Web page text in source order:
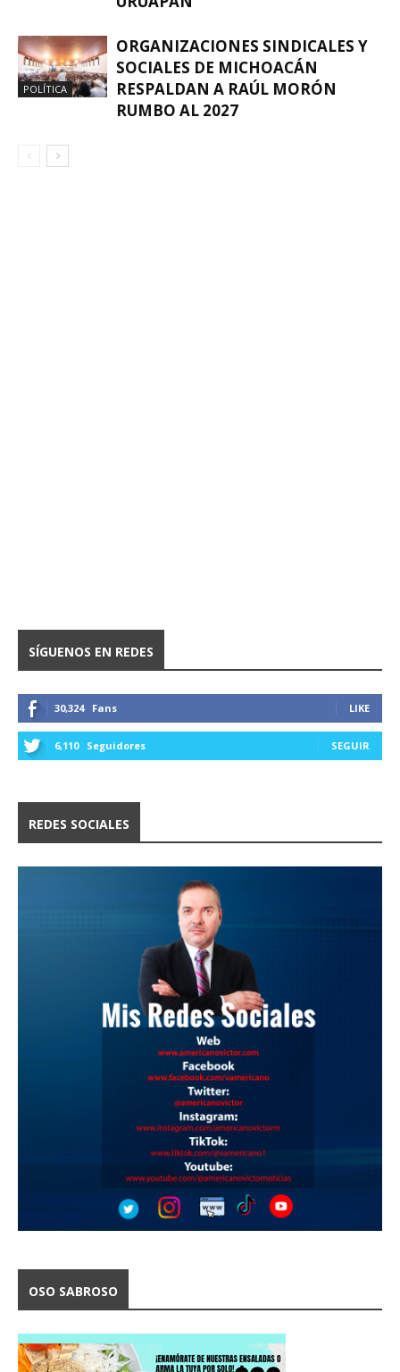
POLÍTICA
ORGANIZACIONES SINDICALES Y
SOCIALES DE MICHOACÁN
RESPALDAN A RAÚL MORÓN
RUMBO AL 2027
SÍGUENOS EN REDES
30,324 Fans LIKE
6,110 Seguidores SEGUIR
REDES SOCIALES
OSO SABROSO